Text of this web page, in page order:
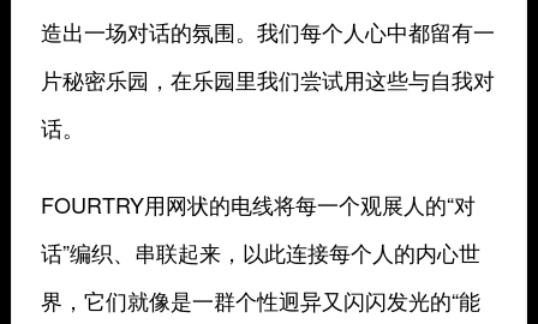
造出一场对话的氛围。我们每个人心中都留有一
片秘密乐园，在乐园里我们尝试用这些与自我对
话。
FOURTRY用网状的电线将每一个观展人的“对
话”编织、串联起来，以此连接每个人的内心世
界，它们就像是一群个性迥异又闪闪发光的“能